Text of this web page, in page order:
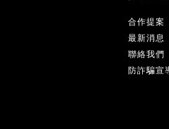
合作提案
最新消息
聯絡我們
防詐騙宣